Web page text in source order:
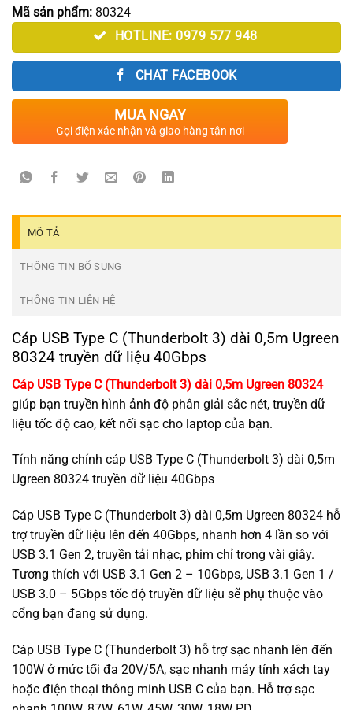
Mã sản phẩm: 80324
HOTLINE: 0979 577 948
CHAT FACEBOOK
MUA NGAY
Gọi điện xác nhận và giao hàng tận nơi
MÔ TẢ
THÔNG TIN BỔ SUNG
THÔNG TIN LIÊN HỆ
Cáp USB Type C (Thunderbolt 3) dài 0,5m Ugreen
80324 truyền dữ liệu 40Gbps
Cáp USB Type C (Thunderbolt 3) dài 0,5m Ugreen 80324
giúp bạn truyền hình ảnh độ phân giải sắc nét, truyền dữ
liệu tốc độ cao, kết nối sạc cho laptop của bạn.
Tính năng chính cáp USB Type C (Thunderbolt 3) dài 0,5m
Ugreen 80324 truyền dữ liệu 40Gbps
Cáp USB Type C (Thunderbolt 3) dài 0,5m Ugreen 80324 hỗ
trợ truyền dữ liệu lên đến 40Gbps, nhanh hơn 4 lần so với
USB 3.1 Gen 2, truyền tải nhạc, phim chỉ trong vài giây.
Tương thích với USB 3.1 Gen 2 – 10Gbps, USB 3.1 Gen 1 /
USB 3.0 – 5Gbps tốc độ truyền dữ liệu sẽ phụ thuộc vào
cổng bạn đang sử dụng.
Cáp USB Type C (Thunderbolt 3) hỗ trợ sạc nhanh lên đến
100W ở mức tối đa 20V/5A, sạc nhanh máy tính xách tay
hoặc điện thoại thông minh USB C của bạn. Hỗ trợ sạc